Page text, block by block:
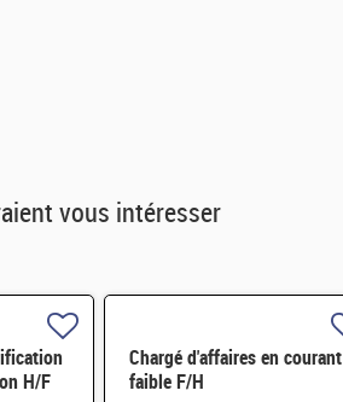
vous intéresser
H/F
Chargé d'affaires en courant
faible F/H